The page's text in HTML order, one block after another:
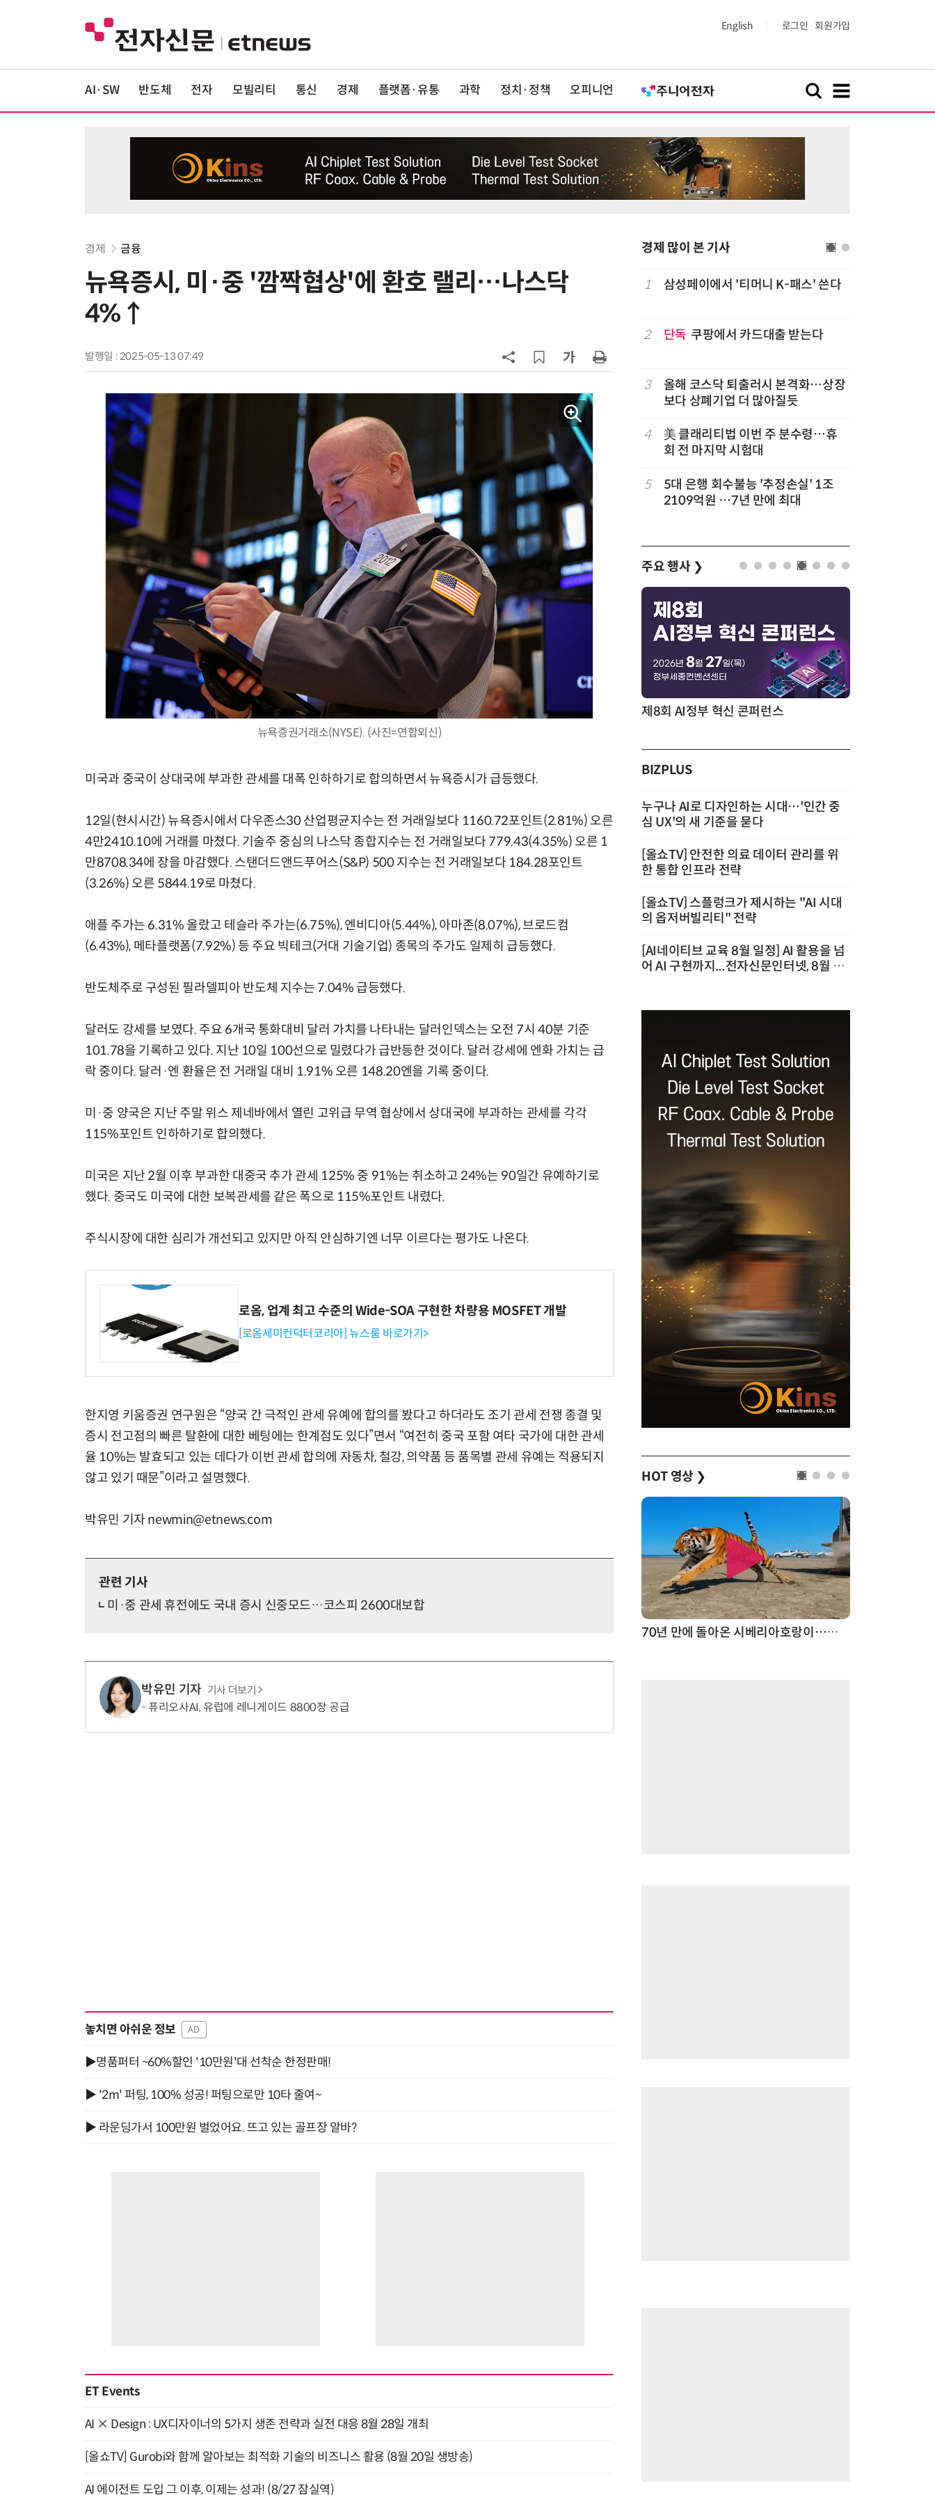
English 로그인 회원가입
AI·SW 반도체 전자 모빌리티 통신 경제 플랫폼·유통 과학 정치·정책 오피니언
경제 금융
뉴욕증시, 미·중 '깜짝협상'에 환호 랠리…나스닥
4%↑
발행일 : 2025-05-13 07:49
뉴욕증권거래소(NYSE). (사진=연합외신)
미국과 중국이 상대국에 부과한 관세를 대폭 인하하기로 합의하면서 뉴욕증시가 급등했다.
12일(현시시간) 뉴욕증시에서 다우존스30 산업평균지수는 전 거래일보다 1160.72포인트(2.81%) 오른
4만2410.10에 거래를 마쳤다. 기술주 중심의 나스닥 종합지수는 전 거래일보다 779.43(4.35%) 오른 1
만8708.34에 장을 마감했다. 스탠더드앤드푸어스(S&P) 500 지수는 전 거래일보다 184.28포인트
(3.26%) 오른 5844.19로 마쳤다.
애플 주가는 6.31% 올랐고 테슬라 주가는(6.75%), 엔비디아(5.44%), 아마존(8.07%), 브로드컴
(6.43%), 메타플랫폼(7.92%) 등 주요 빅테크(거대 기술기업) 종목의 주가도 일제히 급등했다.
반도체주로 구성된 필라델피아 반도체 지수는 7.04% 급등했다.
달러도 강세를 보였다. 주요 6개국 통화대비 달러 가치를 나타내는 달러인덱스는 오전 7시 40분 기준
101.78을 기록하고 있다. 지난 10일 100선으로 밀렸다가 급반등한 것이다. 달러 강세에 엔화 가치는 급
락 중이다. 달러·엔 환율은 전 거래일 대비 1.91% 오른 148.20엔을 기록 중이다.
미·중 양국은 지난 주말 위스 제네바에서 열린 고위급 무역 협상에서 상대국에 부과하는 관세를 각각
115%포인트 인하하기로 합의했다.
미국은 지난 2월 이후 부과한 대중국 추가 관세 125% 중 91%는 취소하고 24%는 90일간 유예하기로
했다. 중국도 미국에 대한 보복관세를 같은 폭으로 115%포인트 내렸다.
주식시장에 대한 심리가 개선되고 있지만 아직 안심하기엔 너무 이르다는 평가도 나온다.
로옴, 업계 최고 수준의 Wide-SOA 구현한 차량용 MOSFET 개발
[로옴세미컨덕터코리아] 뉴스룸 바로가기>
한지영 키움증권 연구원은 “양국 간 극적인 관세 유예에 합의를 봤다고 하더라도 조기 관세 전쟁 종결 및
증시 전고점의 빠른 탈환에 대한 베팅에는 한계점도 있다”면서 “여전히 중국 포함 여타 국가에 대한 관세
율 10%는 발효되고 있는 데다가 이번 관세 합의에 자동차, 철강, 의약품 등 품목별 관세 유예는 적용되지
않고 있기 때문”이라고 설명했다.
박유민 기자 newmin@etnews.com
관련 기사
미·중 관세 휴전에도 국내 증시 신중모드…코스피 2600대보합
박유민 기자 기사 더보기
퓨리오사AI, 유럽에 레니게이드 8800장 공급
놓치면 아쉬운 정보 AD
▶명품퍼터 ~60%할인 '10만원'대 선착순 한정판매!
▶ '2m' 퍼팅, 100% 성공! 퍼팅으로만 10타 줄여~
▶ 라운딩가서 100만원 벌었어요. 뜨고 있는 골프장 알바?
ET Events
AI × Design : UX디자이너의 5가지 생존 전략과 실전 대응 8월 28일 개최
[올쇼TV] Gurobi와 함께 알아보는 최적화 기술의 비즈니스 활용 (8월 20일 생방송)
AI 에이전트 도입 그 이후, 이제는 성과! (8/27 잠실역)
경제 많이 본 기사
6 단독 보험 소비자 개인정보 유출 막
서 TV·모니터 '大戰'
대기업과 협력사 AI 상생 시동
500조 퇴직연금 시장 노리는 RA 핀
테크…AI 연금운용 경쟁 본격화
10 코스피 급등에 매수 사이드카 발동
1 삼성페이에서 '티머니 K-패스' 쓴다
2 단독 쿠팡에서 카드대출 받는다
3
올해 코스닥 퇴출러시 본격화…상장
보다 상폐기업 더 많아질듯
4
美 클래리티법 이번 주 분수령…휴
회 전 마지막 시험대
5
5대 은행 회수불능 '추정손실' 1조
2109억원 …7년 만에 최대
주요 행사 ❯
모든 업무 담당자(비개발자)를 위한 온톨로지 기반 AI 지식체계 설계 1-day 워크숍 AI 핀옵스 실전 세미나: 폭증하는 AI 토큰 비용 관리 전략 2026 전자신문 테크데이 제8회 AI정부 혁신 콘퍼런스
BIZPLUS
누구나 AI로 디자인하는 시대…'인간 중
심 UX'의 새 기준을 묻다
[올쇼TV] 안전한 의료 데이터 관리를 위
한 통합 인프라 전략
[올쇼TV] 스플렁크가 제시하는 "AI 시대
의 옵저버빌리티" 전략
[AI네이티브 교육 8월 일정] AI 활용을 넘
어 AI 구현까지...전자신문인터넷, 8월 실
HOT 영상 ❯
70년 만에 돌아온 시베리아호랑이…카자흐스탄 야생에 풀렸다